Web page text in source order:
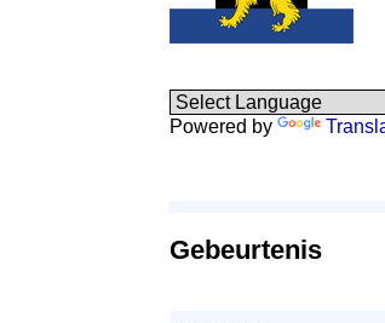
Powered by
Gebeurtenis